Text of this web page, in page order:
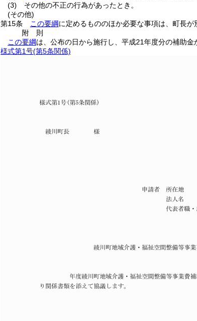
(3)
その他の不正の行為があったとき。
(その他)
第15条
この要綱に定めるもののほか必要な事項は、町長が
附 則
この要綱は、公布の日から施行し、平成21年度分の補助金
様式第1号(第5条関係)